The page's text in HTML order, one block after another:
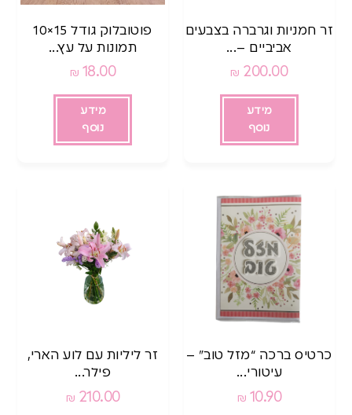
זר חמניות וגרברה בצבעים
אביביים –...
200.00
₪
מידע
נוסף
פוטובלוק גודל 15×10
תמונות על עץ...
18.00
₪
מידע
נוסף
כרטיס ברכה “מזל טוב” –
עיטורי...
10.90
₪
זר ליליות עם לוע הארי,
פילר...
210.00
₪